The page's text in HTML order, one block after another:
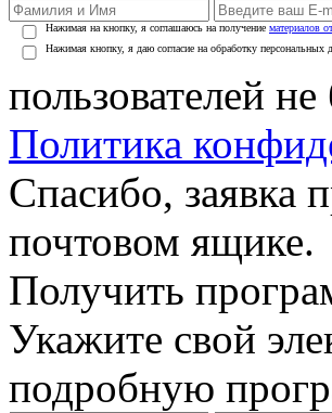
Нажимая на кнопку, я соглашаюсь на получение материалов
Нажимая кнопку, я даю согласие на обработку персональных
пользователей
Политика
Спасибо, заявка
почтовом ящике.
Получить
Укажите свой
подробную